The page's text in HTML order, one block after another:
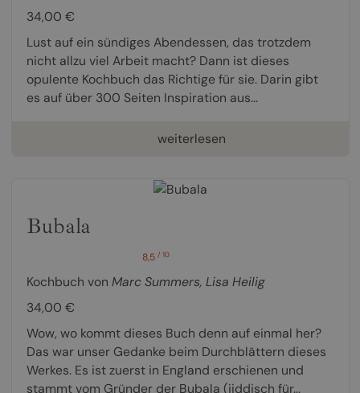
34,00 €
Lust auf ein sündiges Abendessen, das trotzdem
nicht allzu viel Arbeit macht? Dann ist dieses
opulente Kochbuch das Richtige für sie. Darin gibt
es auf über 300 Seiten Inspiration aus...
weiterlesen
Bubala
8,5/ 10
Kochbuch von Marc Summers, Lisa Heilig
34,00 €
Wow, wo kommt dieses Buch denn auf einmal her?
Das war unser Gedanke beim Durchblättern dieses
Werkes. Es ist zuerst in England erschienen und
stammt vom Gründer der Bubala (jiddisch für...